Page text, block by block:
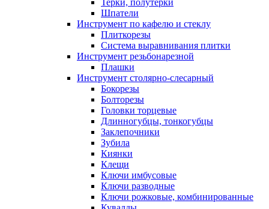
Терки, полутерки
Шпатели
Инструмент по кафелю и стеклу
Плиткорезы
Система выравнивания плитки
Инструмент резьбонарезной
Плашки
Инструмент столярно-слесарный
Бокорезы
Болторезы
Головки торцевые
Длинногубцы, тонкогубцы
Заклепочники
Зубила
Киянки
Клещи
Ключи имбусовые
Ключи разводные
Ключи рожковые, комбинированные